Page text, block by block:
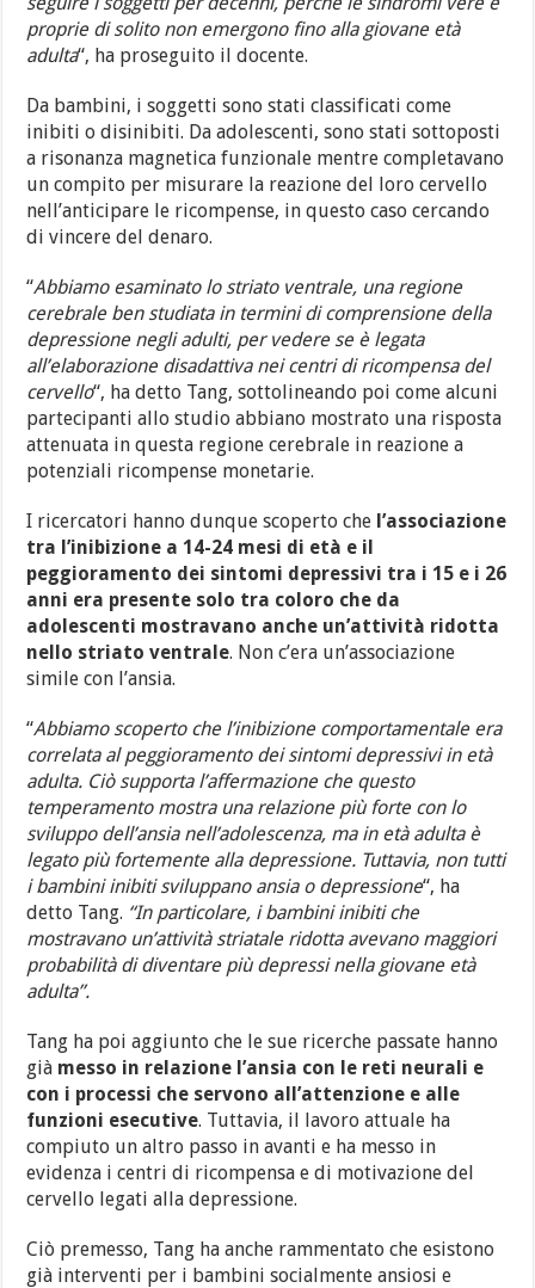
proprie di solito non emergono fino alla giovane età
adulta“, ha proseguito il docente.
Da bambini, i soggetti sono stati classificati come
inibiti o disinibiti. Da adolescenti, sono stati sottoposti
a risonanza magnetica funzionale mentre completavano
un compito per misurare la reazione del loro cervello
nell’anticipare le ricompense, in questo caso cercando
di vincere del denaro.
“Abbiamo esaminato lo striato ventrale, una regione
cerebrale ben studiata in termini di comprensione della
depressione negli adulti, per vedere se è legata
all’elaborazione disadattiva nei centri di ricompensa del
cervello“, ha detto Tang, sottolineando poi come alcuni
partecipanti allo studio abbiano mostrato una risposta
attenuata in questa regione cerebrale in reazione a
potenziali ricompense monetarie.
I ricercatori hanno dunque scoperto che l’associazione
tra l’inibizione a 14-24 mesi di età e il
peggioramento dei sintomi depressivi tra i 15 e i 26
anni era presente solo tra coloro che da
adolescenti mostravano anche un’attività ridotta
nello striato ventrale. Non c’era un’associazione
simile con l’ansia.
“Abbiamo scoperto che l’inibizione comportamentale era
correlata al peggioramento dei sintomi depressivi in età
adulta. Ciò supporta l’affermazione che questo
temperamento mostra una relazione più forte con lo
sviluppo dell’ansia nell’adolescenza, ma in età adulta è
legato più fortemente alla depressione. Tuttavia, non tutti
i bambini inibiti sviluppano ansia o depressione“, ha
detto Tang. “In particolare, i bambini inibiti che
mostravano un’attività striatale ridotta avevano maggiori
probabilità di diventare più depressi nella giovane età
adulta”.
Tang ha poi aggiunto che le sue ricerche passate hanno
già messo in relazione l’ansia con le reti neurali e
con i processi che servono all’attenzione e alle
funzioni esecutive. Tuttavia, il lavoro attuale ha
compiuto un altro passo in avanti e ha messo in
evidenza i centri di ricompensa e di motivazione del
cervello legati alla depressione.
Ciò premesso, Tang ha anche rammentato che esistono
già interventi per i bambini socialmente ansiosi e